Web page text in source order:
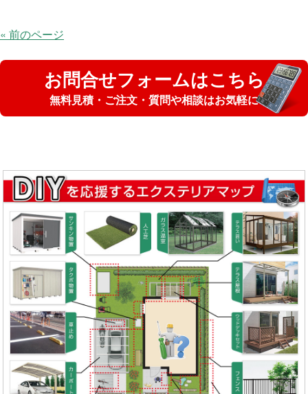
« 前のページ
お問合せフォームはこちら
無料見積・ご注文・質問や相談はお気軽に